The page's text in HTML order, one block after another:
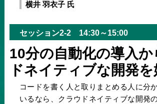
横井 羽衣子 氏
セッション2-2 14:30～15:00
10分の自動化の導入か
ドネイティブな開発
コードを書く人と取りまとめる人に分
いるなら、クラウドネイティブな開発